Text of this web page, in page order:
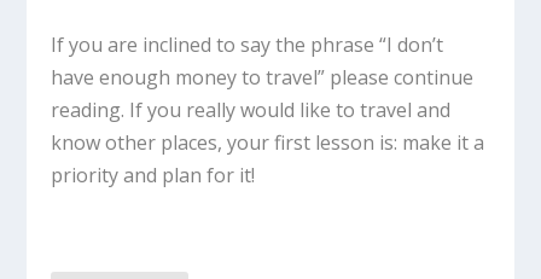
If you are inclined to say the phrase “I don’t
have enough money to travel” please continue
reading. If you really would like to travel and
know other places, your first lesson is: make it a
priority and plan for it!